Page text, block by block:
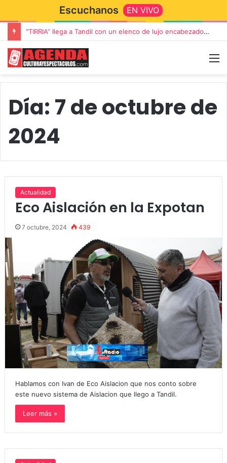
Escuchanos EN VIVO
“TIRRIA” llega a Tandil con un elenco de lujo encabezado por Capusotto, Spregelburd y Stefani
Día: 7 de octubre de
2024
Actualidad
Eco Aislación en la Expotan
7 octubre, 2024 439
Hablamos con Ivan de Eco Aislacion que nos conto sobre
este nuevo sistema de Aislacion que llego a Tandil.
Leer más »